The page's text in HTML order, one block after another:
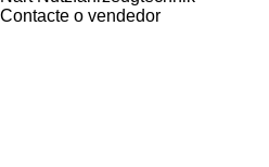
Contacte o vendedor